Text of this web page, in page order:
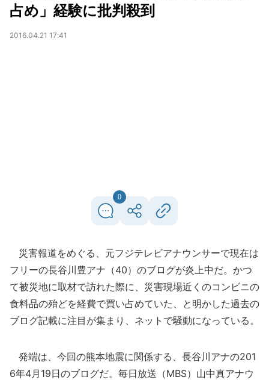
占め」経験に批判殺到
2016.04.21 17:41
0
災害報道をめぐる、元フジテレビアナウンサーで現在は
フリーの長谷川豊アナ（40）のブログが炎上中だ。かつ
て被災地に取材で訪れた際に、災害現場近くのコンビニの
食料品の殆どを経費で買い占めていた、と明かした過去の
ブログ記載に注目が集まり、ネットで騒動になっている。
発端は、今回の熊本地震に関係する、長谷川アナの201
6年4月19日のブログだ。毎日放送（MBS）山中真アナウ